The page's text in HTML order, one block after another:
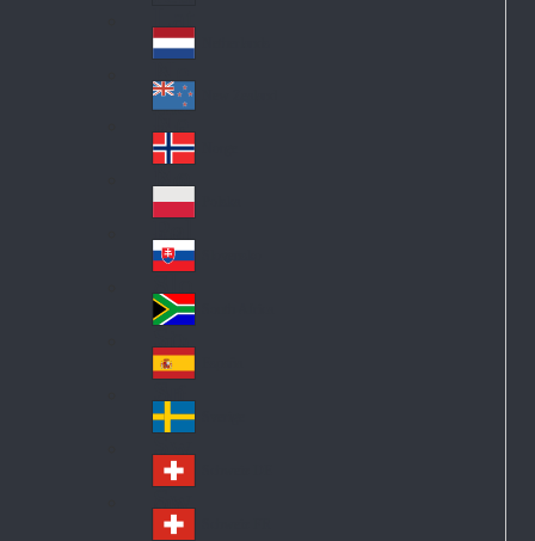
Lat
in
A
me
ric
a
Ne
the
rla
nd
s
Ne
w
Ze
ala
nd
No
rw
ay
Pol
an
d
Slo
va
kia
So
uth
Af
ric
a
Sp
ain
Sw
ed
en
Sw
itz